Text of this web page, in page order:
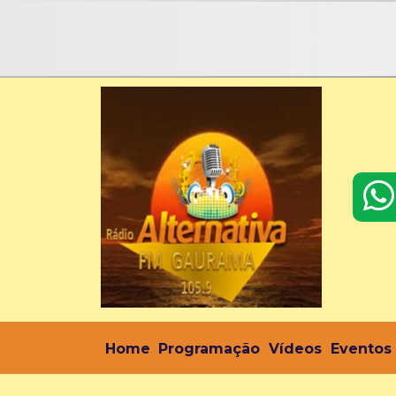
Home Programação Vídeos Eventos